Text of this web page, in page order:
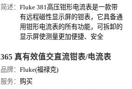
简述：Fluke 381高压钳形电流表是一款带
有远程磁性显示屏的钳表，它具备通
用钳形电流表的所有功能，可拆卸的
显示屏使测量更加便捷、安全
365 真有效值交直流钳表/电流表
品牌：Fluke(福禄克)
服务： 购买